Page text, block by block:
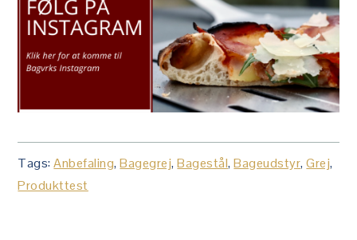
Tags:Anbefaling,Bagegrej,Bagestål,Bageudstyr,Grej,
Produkttest